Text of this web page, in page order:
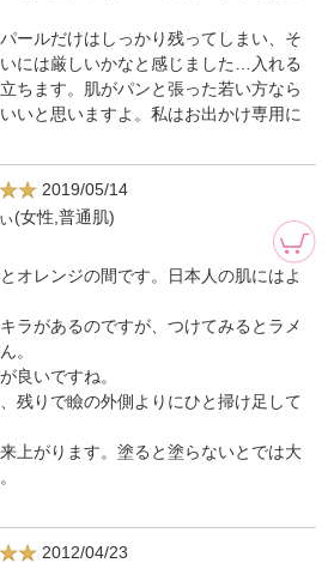
ールだけはしっかり残ってしまい、そ
には厳しいかなと感じました…入れる
ちます。肌がパンと張った若い方なら
いと思いますよ。私はお出かけ専用に
2019/05/14
(女性,普通肌)
オレンジの間です。日本人の肌にはよ
ラがあるのですが、つけてみるとラメ
ん。
良いですね。
残りで瞼の外側よりにひと掃け足して
上がります。塗ると塗らないとでは大
2012/04/23